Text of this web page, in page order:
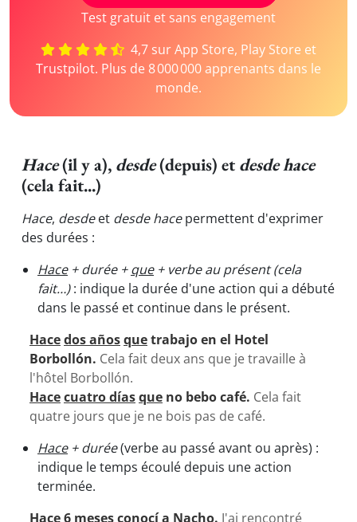
Test gratuit et sans engagement
4,7 sur App Store, Play Store et
Trustpilot. Plus de 8 000 000 apprenants dans le
monde.
Hace(il y a), desde(depuis) et desde hace
(cela fait...)
Hace, desdeet desde hacepermettent d'exprimer
des durées :
Hace+ durée +que+ verbe au présent (cela
fait…): indique la durée d'une action qui a débuté
dans le passé et continue dans le présent.
Hacedos añosquetrabajo en el Hotel
Borbollón. Cela fait deux ans que je travaille à
l'hôtel Borbollón.
Hacecuatro díasque no bebo café. Cela fait
quatre jours que je ne bois pas de café.
Hace+ durée(verbe au passé avant ou après) :
indique le temps écoulé depuis une action
terminée.
Hace6 mesesconocí a Nacho. J'ai rencontré